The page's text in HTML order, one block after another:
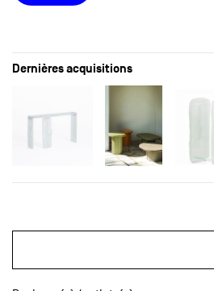
Dernières acquisitions